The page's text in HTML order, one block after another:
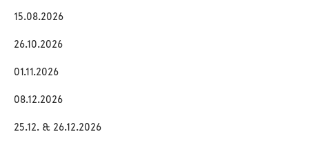
15.08.2026
26.10.2026
01.11.2026
08.12.2026
25.12. & 26.12.2026